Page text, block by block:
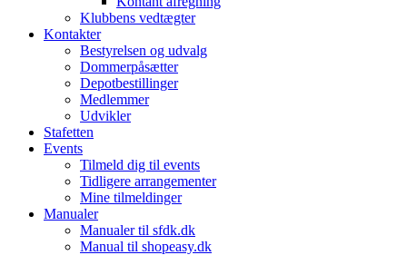
Klubbens vedtægter
Kontakter
Bestyrelsen og udvalg
Dommerpåsætter
Depotbestillinger
Medlemmer
Udvikler
Stafetten
Events
Tilmeld dig til events
Tidligere arrangementer
Mine tilmeldinger
Manualer
Manualer til sfdk.dk
Manual til shopeasy.dk